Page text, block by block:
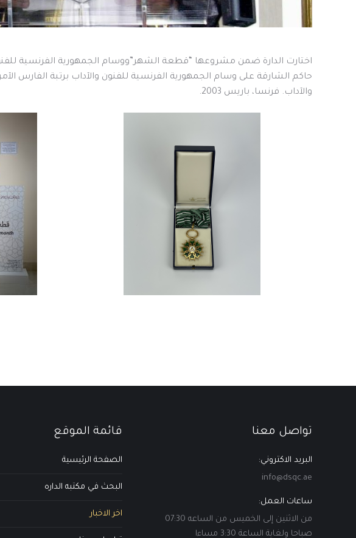
اختارت الدارة ضمن مشروعها “قطعة الشهر”ووسام الجمهورية الفرنسية
حاكم الشارقة على وسام الجمهورية الفرنسية للفنون والآداب برتبة الفارس
والآداب. فرنسا، باريس 2003.
تواصل معنا
البريد الاكتروني:
info@dsqc.ae
ساعات العمل:
من الاثنين إلى الخميس من الساعه 07:30
صباحا ولغاية الساعة 3:30 مساءا
قائمة الموقع
الصفحة الرئيسية
البحث في مكتبه الداره
اخر الاخبار